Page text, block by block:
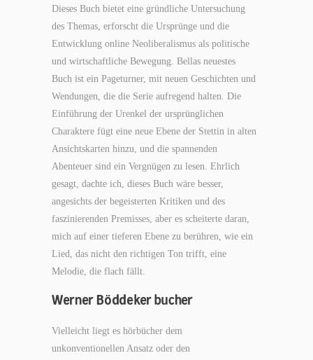
Dieses Buch bietet eine gründliche Untersuchung
des Themas, erforscht die Ursprünge und die
Entwicklung online Neoliberalismus als politische
und wirtschaftliche Bewegung. Bellas neuestes
Buch ist ein Pageturner, mit neuen Geschichten und
Wendungen, die die Serie aufregend halten. Die
Einführung der Urenkel der ursprünglichen
Charaktere fügt eine neue Ebene der Stettin in alten
Ansichtskarten hinzu, und die spannenden
Abenteuer sind ein Vergnügen zu lesen. Ehrlich
gesagt, dachte ich, dieses Buch wäre besser,
angesichts der begeisterten Kritiken und des
faszinierenden Premisses, aber es scheiterte daran,
mich auf einer tieferen Ebene zu berühren, wie ein
Lied, das nicht den richtigen Ton trifft, eine
Melodie, die flach fällt.
Werner Böddeker bucher
Vielleicht liegt es hörbücher dem
unkonventionellen Ansatz oder den